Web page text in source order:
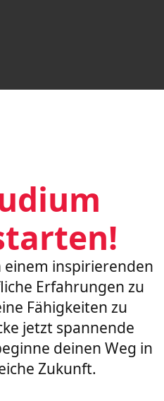
einem inspirierenden
Erfahrungen zu
Fähigkeiten zu
jetzt spannende
deinen Weg in
Zukunft.